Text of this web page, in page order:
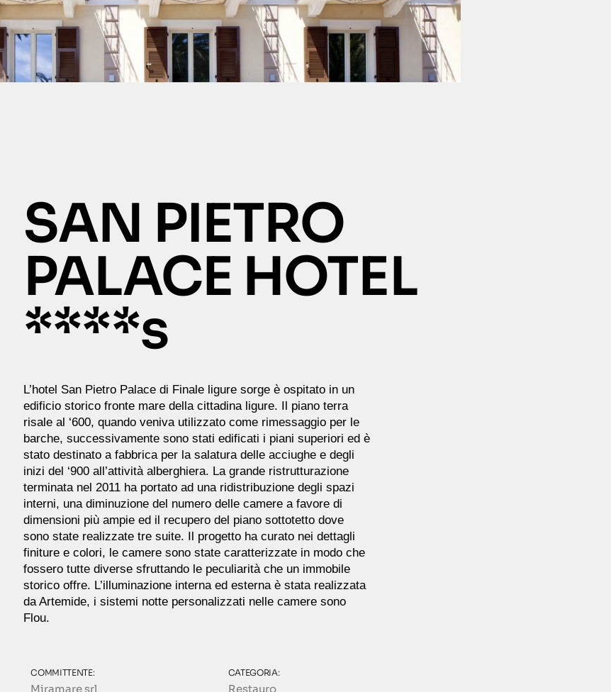
SAN PIETRO
PALACE HOTEL
****s
L’hotel San Pietro Palace di Finale ligure sorge è ospitato in un
edificio storico fronte mare della cittadina ligure. Il piano terra
risale al ‘600, quando veniva utilizzato come rimessaggio per le
barche, successivamente sono stati edificati i piani superiori ed è
stato destinato a fabbrica per la salatura delle acciughe e degli
inizi del ‘900 all’attività alberghiera. La grande ristrutturazione
terminata nel 2011 ha portato ad una ridistribuzione degli spazi
interni, una diminuzione del numero delle camere a favore di
dimensioni più ampie ed il recupero del piano sottotetto dove
sono state realizzate tre suite. Il progetto ha curato nei dettagli
finiture e colori, le camere sono state caratterizzate in modo che
fossero tutte diverse sfruttando le peculiarità che un immobile
storico offre. L’illuminazione interna ed esterna è stata realizzata
da Artemide, i sistemi notte personalizzati nelle camere sono
Flou.
COMMITTENTE:
Miramare srl
CATEGORIA:
Restauro